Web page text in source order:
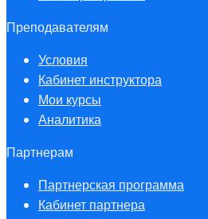
Преподавателям
Условия
Кабинет инструктора
Мои курсы
Аналитика
Партнерам
Партнерская программа
Кабинет партнера